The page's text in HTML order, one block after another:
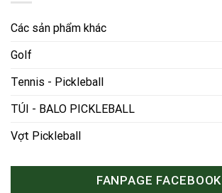
Các sản phẩm khác
Golf
Tennis - Pickleball
TÚI - BALO PICKLEBALL
Vợt Pickleball
FANPAGE FACEBOOK